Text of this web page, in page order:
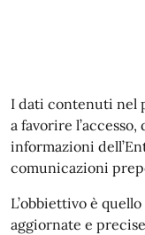
I dati contenuti nel
a favorire
informazioni
comunicazioni
L’obbiettivo è
aggiornate e